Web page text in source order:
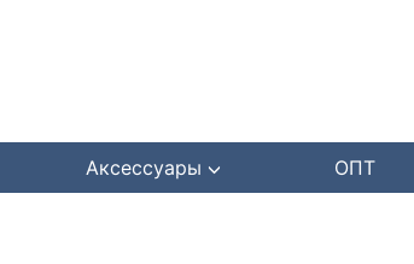
Аксессуары ОПТ